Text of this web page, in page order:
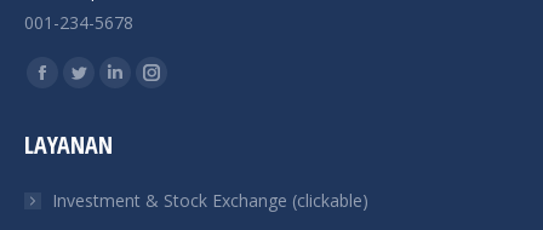
001-234-5678
Find us on:
Facebook
opens
new
Twitter
opens
new
Linkedin
new
Instagram
new
LAYANAN
Investment & Stock Exchange (clickable)